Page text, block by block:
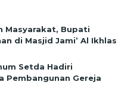
Masyarakat, Bupati
di Masjid Jami’ Al Ikhlas
Setda Hadiri
Pembangunan Gereja